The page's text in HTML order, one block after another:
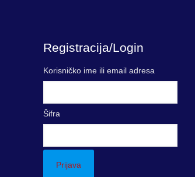
Registracija/Login
Korisničko ime ili email adresa
Šifra